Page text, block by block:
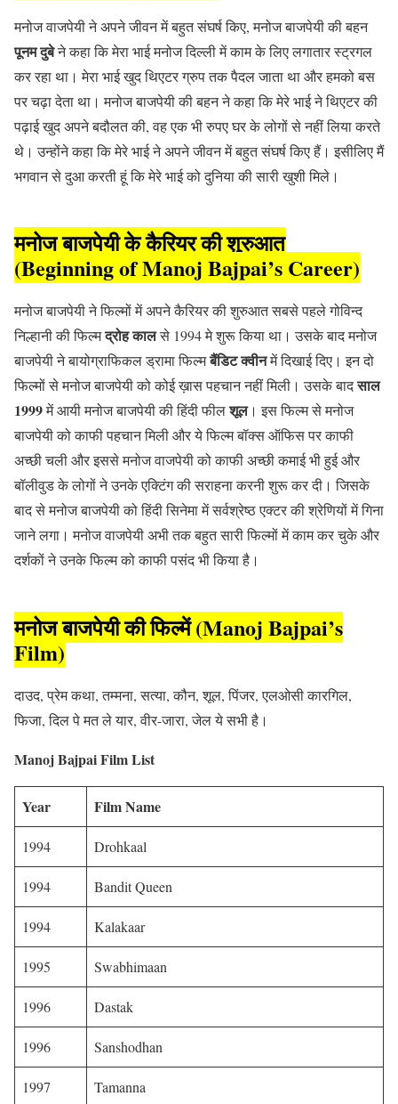
मनोज वाजपेयी ने अपने जीवन में बहुत संघर्ष किए, मनोज बाजपेयी की बहन
पूनम दुबेने कहा कि मेरा भाई मनोज दिल्ली में काम के लिए लगातार स्ट्रगल
कर रहा था। मेरा भाई खुद थिएटर ग्रुप तक पैदल जाता था और हमको बस
पर चढ़ा देता था। मनोज बाजपेयी की बहन ने कहा कि मेरे भाई ने थिएटर की
पढ़ाई खुद अपने बदौलत की, वह एक भी रुपए घर के लोगों से नहीं लिया करते
थे। उन्होंने कहा कि मेरे भाई ने अपने जीवन में बहुत संघर्ष किए हैं। इसीलिए मैं
भगवान से दुआ करती हूं कि मेरे भाई को दुनिया की सारी खुशी मिले।
मनोज बाजपेयी के कैरियर की शुरुआत
(Beginning of Manoj Bajpai’s Career)
मनोज बाजपेयी ने फिल्मों में अपने कैरियर की शुरुआत सबसे पहले गोविन्द
निल्हानी की फिल्मद्रोह कालसे 1994 मे शुरू किया था। उसके बाद मनोज
बाजपेयी ने बायोग्राफिकल ड्रामा फिल्मबैंडिट क्वीनमें दिखाई दिए। इन दो
फिल्मों से मनोज बाजपेयी को कोई ख़ास पहचान नहीं मिली। उसके बादसाल
1999में आयी मनोज बाजपेयी की हिंदी फीलशूल। इस फिल्म से मनोज
बाजपेयी को काफी पहचान मिली और ये फिल्म बॉक्स ऑफिस पर काफी
अच्छी चली और इससे मनोज वाजपेयी को काफी अच्छी कमाई भी हुई और
बॉलीवुड के लोगों ने उनके एक्टिंग की सराहना करनी शुरू कर दी। जिसके
बाद से मनोज बाजपेयी को हिंदी सिनेमा में सर्वश्रेष्ठ एक्टर की श्रेणियों में गिना
जाने लगा। मनोज वाजपेयी अभी तक बहुत सारी फिल्मों में काम कर चुके और
दर्शकों ने उनके फिल्म को काफी पसंद भी किया है।
मनोज बाजपेयी की फिल्में (Manoj Bajpai’s
Film)
दाउद, प्रेम कथा, तम्मना, सत्या, कौन, शूल, पिंजर, एलओसी कारगिल,
फिजा, दिल पे मत ले यार, वीर-जारा, जेल ये सभी है।
Manoj Bajpai Film List
Year Film Name
1994 Drohkaal
1994 Bandit Queen
1994 Kalakaar
1995 Swabhimaan
1996 Dastak
1996 Sanshodhan
1997 Tamanna